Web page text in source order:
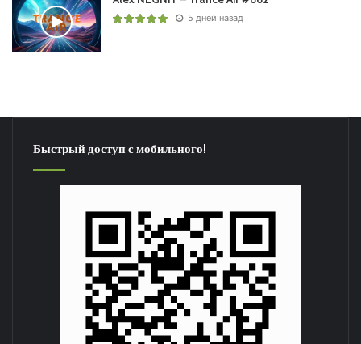
5 дней назад
Быстрый доступ с мобильного!